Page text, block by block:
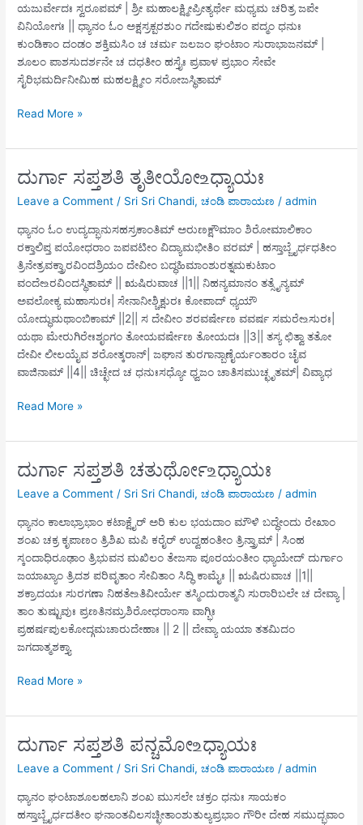
ಯಜುರ್ವೇದಃ ಸ್ವರೂಪಮ್ | ಶ್ರೀ ಮಹಾಲಕ್ಷ್ಮೀಪ್ರೀತ್ಯರ್ಥೇ ಮಧ್ಯಮ ಚರಿತ್ರ ಜಪೇ
ವಿನಿಯೋಗಃ || ಧ್ಯಾನಂ ಓಂ ಅಕ್ಷಸ್ರಕ್ಪರಶುಂ ಗದೇಷುಕುಲಿಶಂ ಪದ್ಮಂ ಧನುಃ
ಕುಂಡಿಕಾಂ ದಂಡಂ ಶಕ್ತಿಮಸಿಂ ಚ ಚರ್ಮ ಜಲಜಂ ಘಂಟಾಂ ಸುರಾಭಾಜನಮ್ |
ಶೂಲಂ ಪಾಶಸುದರ್ಶನೇ ಚ ದಧತೀಂ ಹಸ್ತೈಃ ಪ್ರವಾಳ ಪ್ರಭಾಂ ಸೇವೇ
ಸೈರಿಭಮರ್ದಿನೀಮಿಹ ಮಹಲಕ್ಷ್ಮೀಂ ಸರೋಜಸ್ಥಿತಾಮ್
ದುರ್ಗಾ
ದ್ವಿತೀಯೋ ‌உಧ್ಯಾಯಃ
Read More »
ದುರ್ಗಾ ಸಪ್ತಶತಿ ತೃತೀಯೋ ‌உಧ್ಯಾಯಃ
Leave a Comment / Sri Sri Chandi,ಚಂಡಿ ಪಾರಾಯಣ /admin
ಧ್ಯಾನಂ ಓಂ ಉದ್ಯದ್ಭಾನುಸಹಸ್ರಕಾಂತಿಮ್ ಅರುಣಕ್ಷೌಮಾಂ ಶಿರೋಮಾಲಿಕಾಂ
ರಕ್ತಾಲಿಪ್ತ ಪಯೋಧರಾಂ ಜಪವಟೀಂ ವಿದ್ಯಾಮಭೀತಿಂ ವರಮ್ | ಹಸ್ತಾಬ್ಜೈರ್ಧಧತೀಂ
ತ್ರಿನೇತ್ರವಕ್ತ್ರಾರವಿಂದಶ್ರಿಯಂ ದೇವೀಂ ಬದ್ಧಹಿಮಾಂಶುರತ್ನಮಕುಟಾಂ
ವಂದೇ‌உರವಿಂದಸ್ಥಿತಾಮ್ || ಋಷಿರುವಾಚ ||1|| ನಿಹನ್ಯಮಾನಂ ತತ್ಸೈನ್ಯಮ್
ಅವಲೋಕ್ಯ ಮಹಾಸುರಃ| ಸೇನಾನೀಶ್ಚಿಕ್ಷುರಃ ಕೋಪಾದ್ ಧ್ಯಯೌ
ಯೋದ್ಧುಮಥಾಂಬಿಕಾಮ್ ||2|| ಸ ದೇವೀಂ ಶರವರ್ಷೇಣ ವವರ್ಷ ಸಮರೇ‌உಸುರಃ|
ಯಥಾ ಮೇರುಗಿರೇಃಶೃಂಗಂ ತೋಯವರ್ಷೇಣ ತೋಯದಃ ||3|| ತಸ್ಯ ಛಿತ್ವಾ ತತೋ
ದೇವೀ ಲೀಲಯೈವ ಶರೋತ್ಕರಾನ್| ಜಘಾನ ತುರಗಾನ್ಬಾಣೈರ್ಯಂತಾರಂ ಚೈವ
ವಾಜಿನಾಮ್ ||4|| ಚಿಚ್ಛೇದ ಚ ಧನುಃಸಧ್ಯೋ ಧ್ವಜಂ ಚಾತಿಸಮುಚ್ಛೃತಮ್| ವಿವ್ಯಾಧ
ದುರ್ಗಾ
ತೃತೀಯೋ ‌உಧ್ಯಾಯಃ
Read More »
ದುರ್ಗಾ ಸಪ್ತಶತಿ ಚತುರ್ಥೋ ‌உಧ್ಯಾಯಃ
Leave a Comment / Sri Sri Chandi,ಚಂಡಿ ಪಾರಾಯಣ /admin
ಧ್ಯಾನಂ ಕಾಲಾಭ್ರಾಭಾಂ ಕಟಾಕ್ಷೈರ್ ಅರಿ ಕುಲ ಭಯದಾಂ ಮೌಳಿ ಬದ್ಧೇಂದು ರೇಖಾಂ
ಶಂಖ ಚಕ್ರ ಕೃಪಾಣಂ ತ್ರಿಶಿಖ ಮಪಿ ಕರೈರ್ ಉದ್ವಹಂತೀಂ ತ್ರಿನ್ತ್ರಾಮ್ | ಸಿಂಹ
ಸ್ಕಂದಾಧಿರೂಢಾಂ ತ್ರಿಭುವನ ಮಖಿಲಂ ತೇಜಸಾ ಪೂರಯಂತೀಂ ಧ್ಯಾಯೇದ್ ದುರ್ಗಾಂ
ಜಯಾಖ್ಯಾಂ ತ್ರಿದಶ ಪರಿವೃತಾಂ ಸೇವಿತಾಂ ಸಿದ್ಧಿ ಕಾಮೈಃ || ಋಷಿರುವಾಚ ||1||
ಶಕ್ರಾದಯಃ ಸುರಗಣಾ ನಿಹತೇ‌உತಿವೀರ್ಯೇ ತಸ್ಮಿಂದುರಾತ್ಮನಿ ಸುರಾರಿಬಲೇ ಚ ದೇವ್ಯಾ |
ತಾಂ ತುಷ್ಟುವುಃ ಪ್ರಣತಿನಮ್ರಶಿರೋಧರಾಂಸಾ ವಾಗ್ಭಿಃ
ಪ್ರಹರ್ಷಪುಲಕೋದ್ಗಮಚಾರುದೇಹಾಃ || 2 || ದೇವ್ಯಾ ಯಯಾ ತತಮಿದಂ
ಜಗದಾತ್ಮಶಕ್ತ್ಯಾ
ದುರ್ಗಾ
ಚತುರ್ಥೋ ‌உಧ್ಯಾಯಃ
Read More »
ದುರ್ಗಾ ಸಪ್ತಶತಿ ಪನ್ಚಮೋ ‌உಧ್ಯಾಯಃ
Leave a Comment / Sri Sri Chandi,ಚಂಡಿ ಪಾರಾಯಣ /admin
ಧ್ಯಾನಂ ಘಂಟಾಶೂಲಹಲಾನಿ ಶಂಖ ಮುಸಲೇ ಚಕ್ರಂ ಧನುಃ ಸಾಯಕಂ
ಹಸ್ತಾಬ್ಜೈರ್ಧದತೀಂ ಘನಾಂತವಿಲಸಚ್ಛೀತಾಂಶುತುಲ್ಯಪ್ರಭಾಂ ಗೌರೀ ದೇಹ ಸಮುದ್ಭವಾಂ